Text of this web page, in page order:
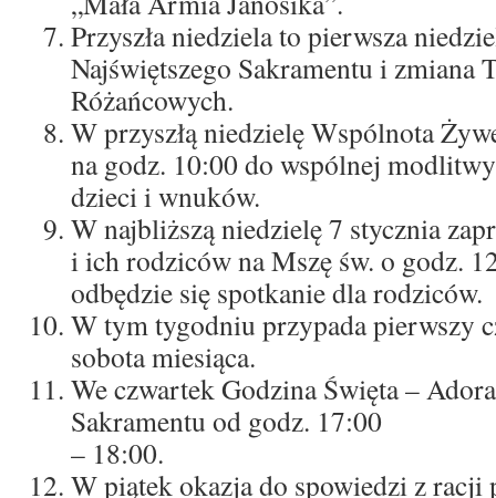
Przyszła niedziela to pierwsza
Najświętszego Sakramentu i zmiana
Różańcowych.
W przyszłą niedzielę Wspólnota
na godz. 10:00 do wspólnej
dzieci i wnuków.
W najbliższą niedzielę 7 stycznia
i ich rodziców na Mszę św. o godz.
odbędzie się spotkanie dla rodziców.
W tym tygodniu przypada pierwszy
sobota miesiąca.
We czwartek Godzina Święta –
Sakramentu od godz. 17:00
– 18:00.
W piątek okazja do spowiedzi z racji